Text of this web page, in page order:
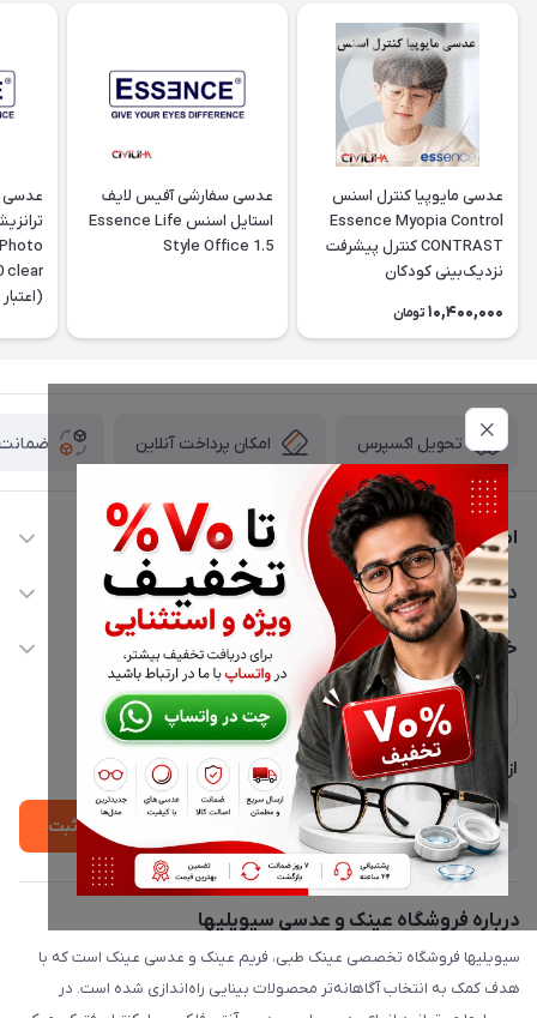
عدسی مایوپیا کنترل اسنس
Essence Myopia Control
CONTRAST کنترل پیشرفت
نزدیک‌بینی کودکان
10,400,000 تومان
عدسی سفارشی آفیس لایف
استایل اسنس Essence Life
Style Office 1.5
عدسی
تحویل اکسپرس امکان پرداخت آنلاین ضمانت
اطلاعات تماس
02177116909
info@civiliha.com
ارسال فوری در تهران + ارسال به سراسر کشور
دسترسی سریع
حساب کاربری
مجله فروشگاه
لیست محصولات
درباره ما
خدمات مشتریان
حریم خصوصی
پشتیبانی واتساپ 09397003162
از جدید‌ترین تخفیف‌ها با‌ خبر شوید
ثبت
درباره فروشگاه عینک و عدسی سیویلیها
سیویلیها فروشگاه تخصصی عینک طبی، فریم عینک و عدسی عینک است که با
هدف کمک به انتخاب آگاهانه‌تر محصولات بینایی راه‌اندازی شده است. در